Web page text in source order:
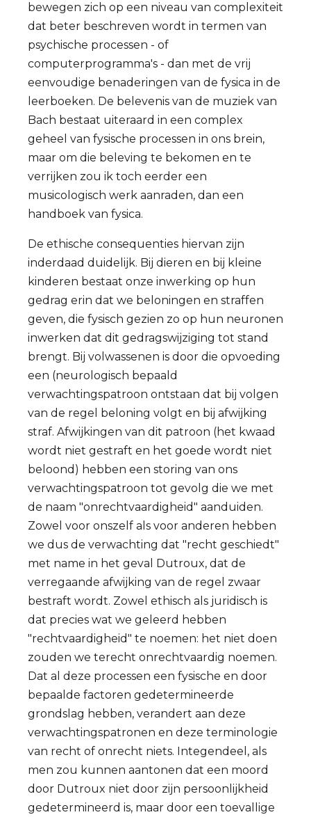
bewegen zich op een niveau van complexiteit
dat beter beschreven wordt in termen van
psychische processen - of
computerprogramma's - dan met de vrij
eenvoudige benaderingen van de fysica in de
leerboeken. De belevenis van de muziek van
Bach bestaat uiteraard in een complex
geheel van fysische processen in ons brein,
maar om die beleving te bekomen en te
verrijken zou ik toch eerder een
musicologisch werk aanraden, dan een
handboek van fysica.
De ethische consequenties hiervan zijn
inderdaad duidelijk. Bij dieren en bij kleine
kinderen bestaat onze inwerking op hun
gedrag erin dat we beloningen en straffen
geven, die fysisch gezien zo op hun neuronen
inwerken dat dit gedragswijziging tot stand
brengt. Bij volwassenen is door die opvoeding
een (neurologisch bepaald
verwachtingspatroon ontstaan dat bij volgen
van de regel beloning volgt en bij afwijking
straf. Afwijkingen van dit patroon (het kwaad
wordt niet gestraft en het goede wordt niet
beloond) hebben een storing van ons
verwachtingspatroon tot gevolg die we met
de naam "onrechtvaardigheid" aanduiden.
Zowel voor onszelf als voor anderen hebben
we dus de verwachting dat "recht geschiedt"
met name in het geval Dutroux, dat de
verregaande afwijking van de regel zwaar
bestraft wordt. Zowel ethisch als juridisch is
dat precies wat we geleerd hebben
"rechtvaardigheid" te noemen: het niet doen
zouden we terecht onrechtvaardig noemen.
Dat al deze processen een fysische en door
bepaalde factoren gedetermineerde
grondslag hebben, verandert aan deze
verwachtingspatronen en deze terminologie
van recht of onrecht niets. Integendeel, als
men zou kunnen aantonen dat een moord
door Dutroux niet door zijn persoonlijkheid
gedetermineerd is, maar door een toevallige